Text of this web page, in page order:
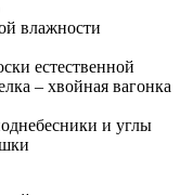
влажности
естественной
– хвойная вагонка
и углы